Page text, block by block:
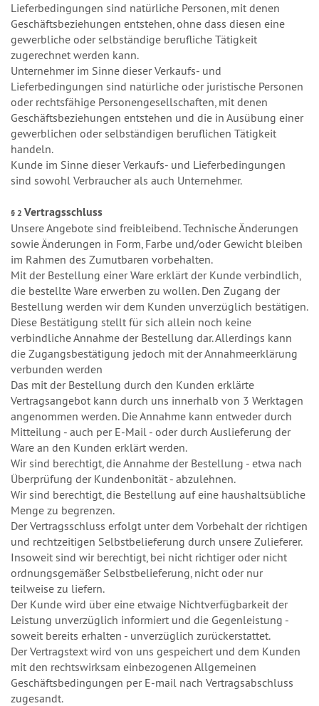
Lieferbedingungen sind natürliche Personen, mit denen
Geschäftsbeziehungen entstehen, ohne dass diesen eine
gewerbliche oder selbständige berufliche Tätigkeit
zugerechnet werden kann.
Unternehmer im Sinne dieser Verkaufs- und
Lieferbedingungen sind natürliche oder juristische Personen
oder rechtsfähige Personengesellschaften, mit denen
Geschäftsbeziehungen entstehen und die in Ausübung einer
gewerblichen oder selbständigen beruflichen Tätigkeit
handeln.
Kunde im Sinne dieser Verkaufs- und Lieferbedingungen
sind sowohl Verbraucher als auch Unternehmer.
§ 2 Vertragsschluss
Unsere Angebote sind freibleibend. Technische Änderungen
sowie Änderungen in Form, Farbe und/oder Gewicht bleiben
im Rahmen des Zumutbaren vorbehalten.
Mit der Bestellung einer Ware erklärt der Kunde verbindlich,
die bestellte Ware erwerben zu wollen. Den Zugang der
Bestellung werden wir dem Kunden unverzüglich bestätigen.
Diese Bestätigung stellt für sich allein noch keine
verbindliche Annahme der Bestellung dar. Allerdings kann
die Zugangsbestätigung jedoch mit der Annahmeerklärung
verbunden werden
Das mit der Bestellung durch den Kunden erklärte
Vertragsangebot kann durch uns innerhalb von 3 Werktagen
angenommen werden. Die Annahme kann entweder durch
Mitteilung - auch per E-Mail - oder durch Auslieferung der
Ware an den Kunden erklärt werden.
Wir sind berechtigt, die Annahme der Bestellung - etwa nach
Überprüfung der Kundenbonität - abzulehnen.
Wir sind berechtigt, die Bestellung auf eine haushaltsübliche
Menge zu begrenzen.
Der Vertragsschluss erfolgt unter dem Vorbehalt der richtigen
und rechtzeitigen Selbstbelieferung durch unsere Zulieferer.
Insoweit sind wir berechtigt, bei nicht richtiger oder nicht
ordnungsgemäßer Selbstbelieferung, nicht oder nur
teilweise zu liefern.
Der Kunde wird über eine etwaige Nichtverfügbarkeit der
Leistung unverzüglich informiert und die Gegenleistung -
soweit bereits erhalten - unverzüglich zurückerstattet.
Der Vertragstext wird von uns gespeichert und dem Kunden
mit den rechtswirksam einbezogenen Allgemeinen
Geschäftsbedingungen per E-mail nach Vertragsabschluss
zugesandt.